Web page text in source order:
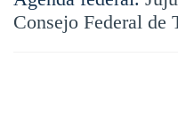
Consejo Federal de